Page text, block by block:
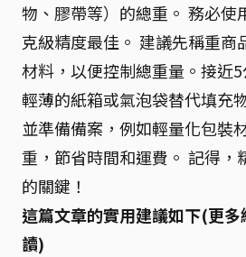
物、膠帶等）的總重。 務必使
克級精度最佳。 建議先稱重商
材料，以便控制總重量。接近
輕薄的紙箱或氣泡袋替代填充
並準備備案，例如輕量化包裝
重，節省時間和運費。 記得，
的關鍵！
這篇文章的實用建議如下(更
讀)